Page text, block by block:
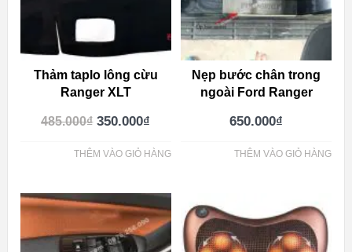
Thảm taplo lông cừu
Ranger XLT
485.000₫ 350.000₫
THÊM VÀO GIỎ HÀNG
Nẹp bước chân trong
ngoài Ford Ranger
650.000₫
THÊM VÀO GIỎ HÀNG